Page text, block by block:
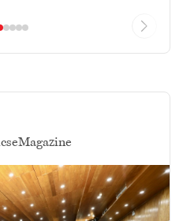
eMagazine